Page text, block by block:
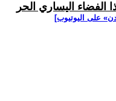
اليساري الحر
على اليوتيوب]